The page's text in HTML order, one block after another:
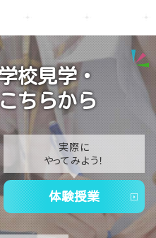
編」✨
プンスクール😊在校生の
日に🌷
知らせ🍉
校見学・
ちらから
実際に
やってみよう！
体験授業